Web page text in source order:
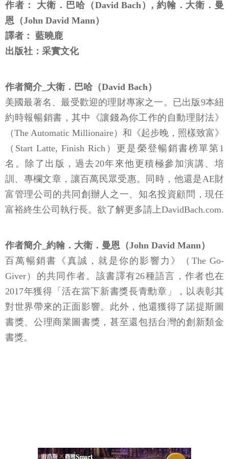
作者： 大衛．巴哈（David Bach）, 約翰．大衛．曼
恩（John David Mann）
譯者： 藍曉鹿
出版社：采實文化
作者簡介_大衛．巴哈（David Bach）
美國最著名、最受歡迎的理財專家之一。已出版9本紐
約時報暢銷書，其中《讓錢為你工作的自動理財法》
（The Automatic Millionaire）和《起步晚，照樣致富》
（Start Latte, Finish Rich）更是榮登暢銷書榜單第1
名。除了出版，過去20年來他更積極參加演講、培
訓、專欄文章，讓百萬民眾受惠。同時，他還是AE財
富管理公司的共同創辦人之一、知名投資顧問，現任
富裕終生公司執行長。欲了解更多請上DavidBach.com.
作者簡介_約翰．大衛．曼恩（John David Mann）
百萬暢銷書《真誠，就是你的影響力》（The Go-
Giver）的共同作者。該書譯有26種語言，作者也在
2017年獲得「活在當下新書獎長青勳章」，以表彰其
對世界帶來的正面影響。此外，他還獲得了諾提斯圖
書獎、公理商業圖書獎，甚至還包括台灣的創新類金
書獎。